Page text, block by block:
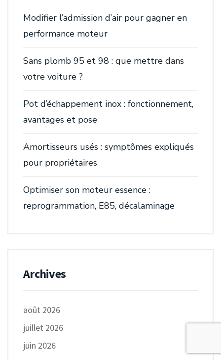
Modifier l’admission d’air pour gagner en
performance moteur
Sans plomb 95 et 98 : que mettre dans
votre voiture ?
Pot d’échappement inox : fonctionnement,
avantages et pose
Amortisseurs usés : symptômes expliqués
pour propriétaires
Optimiser son moteur essence :
reprogrammation, E85, décalaminage
Archives
août 2026
juillet 2026
juin 2026